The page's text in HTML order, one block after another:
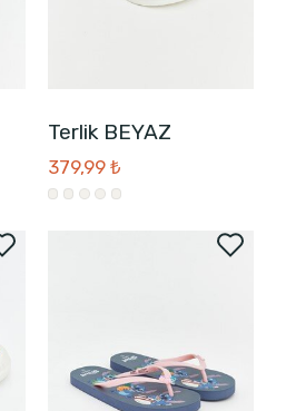
Terlik BEYAZ
379,99 ₺